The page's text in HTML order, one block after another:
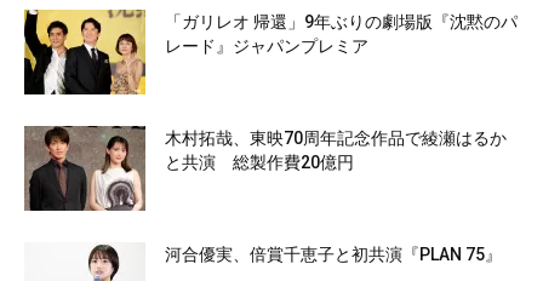
「ガリレオ 帰還」9年ぶりの劇場版『沈黙のパ
レード』ジャパンプレミア
木村拓哉、東映70周年記念作品で綾瀬はるか
と共演 総製作費20億円
河合優実、倍賞千恵子と初共演『PLAN 75』